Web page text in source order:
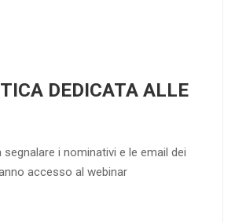
DEDICATA ALLE
i nominativi e le email dei
accesso al webinar